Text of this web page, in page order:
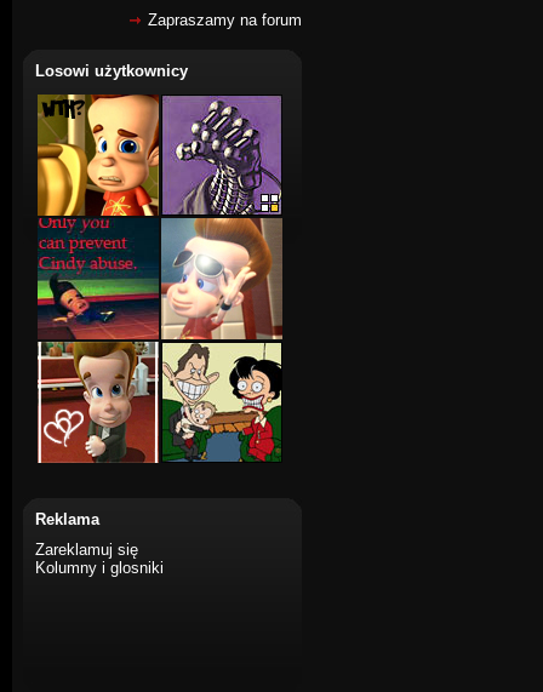
Zapraszamy na forum
Losowi użytkownicy
Reklama
Zareklamuj się
Kolumny i glosniki